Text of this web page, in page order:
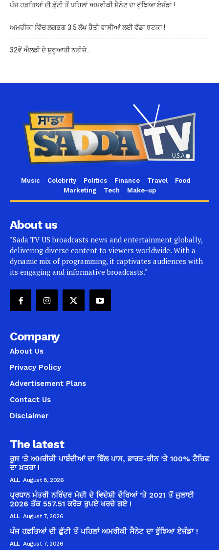
ਪੰਜ ਹਫ਼ਤਿਆਂ ਦੀ ਛੁੱਟੀ ਤੋਂ ਪਹਿਲਾਂ ਅਮਰੀਕੀ ਸੈਨੇਟ ਦਾ ਰੁੱਝਿਆ ਏਜੰਡਾ !
ਅਮਰੀਕਾ ਵਿੱਚ ਲਗਭਗ 3.5 ਲੱਖ ਹੈਤੀ ਵਾਸੀਆਂ ਲਈ ਵੱਡਾ ਝਟਕਾ !
32ਵੇਂ ਐਲਡੀ ਦੇ ਸ਼ੁਰੂਆਤੀ ਨਤੀਜੇ…
Music Celebrity Politics Finance Travel
Food
Marketing
Tech Make-up
About us
"Sada TV US broadcasts news and entertainment globally,
delivering diverse content to viewers worldwide. With a
dynamic mix of programming, it captivates audiences with
its engaging and informative broadcasts."
Company
About Us
Privacy Policy
Advertisement Plans
Contact Us
Disclaimer
The latest
ਰੂਸ ’ਤੇ ਅਮਰੀਕੀ ਪਾਬੰਦੀਆਂ ਦਾ ਬਿੱਲ ਪਾਸ, ਭਾਰਤ-ਚੀਨ ’ਤੇ 100% ਟੈਰਿਫ
ਦਾ ਖ਼ਤਰਾ !
ALL August 8, 2026
ਪ੍ਰਧਾਨ ਮੰਤਰੀ ਨਰਿੰਦਰ ਮੋਦੀ ਦੇ ਵਿਦੇਸ਼ੀ ਦੌਰਿਆਂ ’ਤੇ 2021 ਤੋਂ ਜੁਲਾਈ
2026 ਤੱਕ 557.51 ਕਰੋੜ ਰੁਪਏ ਖਰਚੇ ਗਏ !
ALL August 7, 2026
ਪੰਜ ਹਫ਼ਤਿਆਂ ਦੀ ਛੁੱਟੀ ਤੋਂ ਪਹਿਲਾਂ ਅਮਰੀਕੀ ਸੈਨੇਟ ਦਾ ਰੁੱਝਿਆ ਏਜੰਡਾ !
ALL August 7, 2026